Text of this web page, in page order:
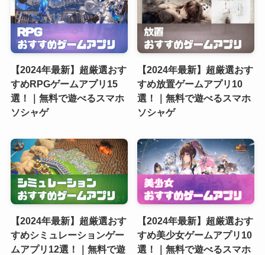
【2024年最新】超厳選おす
すめRPGゲームアプリ15
選！｜無料で遊べるスマホ
ソシャゲ
【2024年最新】超厳選おす
すめ放置ゲームアプリ10
選！｜無料で遊べるスマホ
ソシャゲ
【2024年最新】超厳選おす
すめシミュレーションゲー
ムアプリ12選！｜無料で遊
【2024年最新】超厳選おす
すめ美少女ゲームアプリ10
選！｜無料で遊べるスマホ